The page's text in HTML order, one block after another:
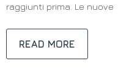
raggiunti prima. Le nuove
READ MORE